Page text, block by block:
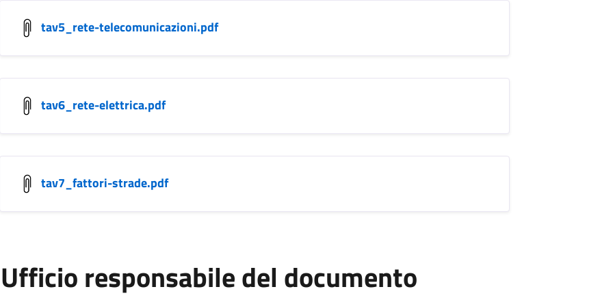
tav5_rete-telecomunicazioni.pdf
tav6_rete-elettrica.pdf
tav7_fattori-strade.pdf
Ufficio responsabile del documento